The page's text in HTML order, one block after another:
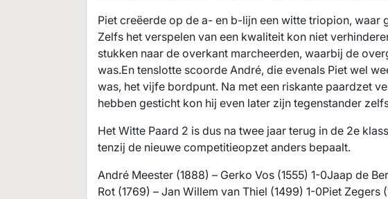
Piet creëerde op de a- en b-lijn een witte triopion, waar
Zelfs het verspelen van een kwaliteit kon niet
stukken naar de overkant marcheerden, waarbij de
was.En tenslotte scoorde André, die evenals Piet wel
was, het vijfe bordpunt. Na met een riskante paardzet
hebben gesticht kon hij even later zijn tegenstander
Het Witte Paard 2 is dus na twee jaar terug in de 2e
tenzij de nieuwe competitieopzet anders bepaalt.
André Meester (1888) – Gerko Vos (1555) 1-0Jaap de
Rot (1769) – Jan Willem van Thiel (1499) 1-0Piet Zegers